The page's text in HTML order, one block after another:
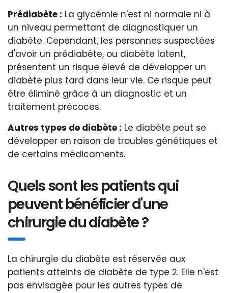
Prédiabète : La glycémie n'est ni normale ni à
un niveau permettant de diagnostiquer un
diabète. Cependant, les personnes suspectées
d'avoir un prédiabète, ou diabète latent,
présentent un risque élevé de développer un
diabète plus tard dans leur vie. Ce risque peut
être éliminé grâce à un diagnostic et un
traitement précoces.
Autres types de diabète : Le diabète peut se
développer en raison de troubles génétiques et
de certains médicaments.
Quels sont les patients qui
peuvent bénéficier d'une
chirurgie du diabète ?
La chirurgie du diabète est réservée aux
patients atteints de diabète de type 2. Elle n'est
pas envisagée pour les autres types de